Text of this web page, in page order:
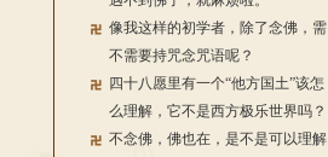
像我这样的初学者，除了念佛，需
不需要持咒念咒语呢？
四十八愿里有一个“他方国土”该怎
么理解，它不是西方极乐世界吗？
不念佛，佛也在，是不是可以理解